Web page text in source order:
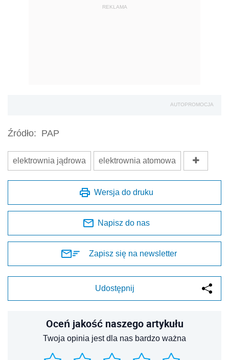
REKLAMA
AUTOPROMOCJA
Źródło: PAP
elektrownia jądrowa elektrownia atomowa
Wersja do druku
Napisz do nas
Zapisz się na newsletter
Udostępnij
Oceń jakość naszego artykułu
Twoja opinia jest dla nas bardzo ważna